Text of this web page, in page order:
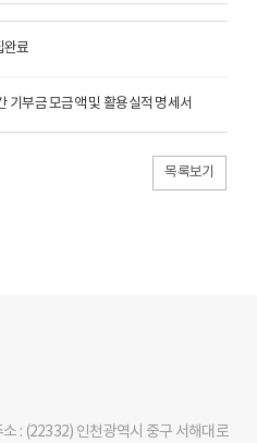
완료
기부금 모금액 및 활용실적 명세서
목록보기
소 : (22332) 인천광역시 중구 서해대로